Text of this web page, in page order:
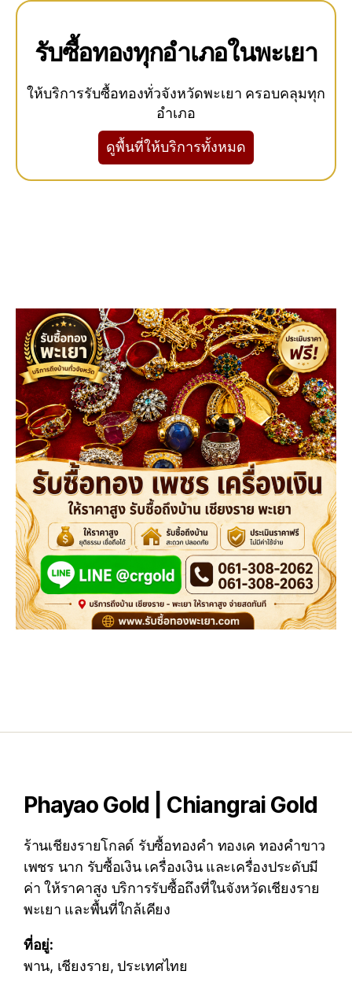
รับซื้อทองทุกอำเภอในพะเยา
ให้บริการรับซื้อทองทั่วจังหวัดพะเยา ครอบคลุมทุก
อำเภอ
ดูพื้นที่ให้บริการทั้งหมด
Phayao Gold | Chiangrai Gold
ร้านเชียงรายโกลด์ รับซื้อทองคำ ทองเค ทองคำขาว
เพชร นาก รับซื้อเงิน เครื่องเงิน และเครื่องประดับมี
ค่า ให้ราคาสูง บริการรับซื้อถึงที่ในจังหวัดเชียงราย
พะเยา และพื้นที่ใกล้เคียง
ที่อยู่:
พาน, เชียงราย, ประเทศไทย